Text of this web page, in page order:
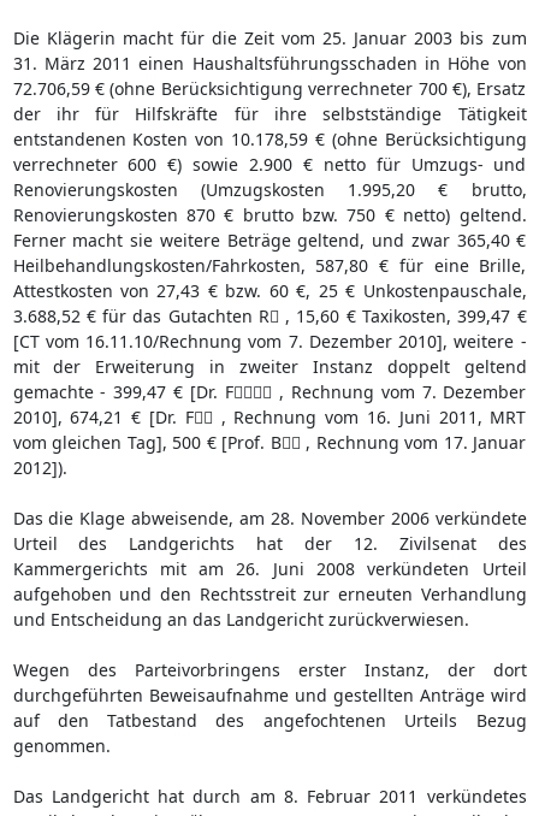
Die Klägerin macht für die Zeit vom 25. Januar 2003 bis zum
31. März 2011 einen Haushaltsführungsschaden in Höhe von
72.706,59 € (ohne Berücksichtigung verrechneter 700 €), Ersatz
der ihr für Hilfskräfte für ihre selbstständige Tätigkeit
entstandenen Kosten von 10.178,59 € (ohne Berücksichtigung
verrechneter 600 €) sowie 2.900 € netto für Umzugs- und
Renovierungskosten (Umzugskosten 1.995,20 € brutto,
Renovierungskosten 870 € brutto bzw. 750 € netto) geltend.
Ferner macht sie weitere Beträge geltend, und zwar 365,40 €
Heilbehandlungskosten/Fahrkosten, 587,80 € für eine Brille,
Attestkosten von 27,43 € bzw. 60 €, 25 € Unkostenpauschale,
3.688,52 € für das Gutachten R , 15,60 € Taxikosten, 399,47 €
[CT vom 16.11.10/Rechnung vom 7. Dezember 2010], weitere -
mit der Erweiterung in zweiter Instanz doppelt geltend
gemachte - 399,47 € [Dr. F , Rechnung vom 7. Dezember
2010], 674,21 € [Dr. F , Rechnung vom 16. Juni 2011, MRT
vom gleichen Tag], 500 € [Prof. B , Rechnung vom 17. Januar
2012]).
Das die Klage abweisende, am 28. November 2006 verkündete
Urteil des Landgerichts hat der 12. Zivilsenat des
Kammergerichts mit am 26. Juni 2008 verkündeten Urteil
aufgehoben und den Rechtsstreit zur erneuten Verhandlung
und Entscheidung an das Landgericht zurückverwiesen.
Wegen des Parteivorbringens erster Instanz, der dort
durchgeführten Beweisaufnahme und gestellten Anträge wird
auf den Tatbestand des angefochtenen Urteils Bezug
genommen.
Das Landgericht hat durch am 8. Februar 2011 verkündetes